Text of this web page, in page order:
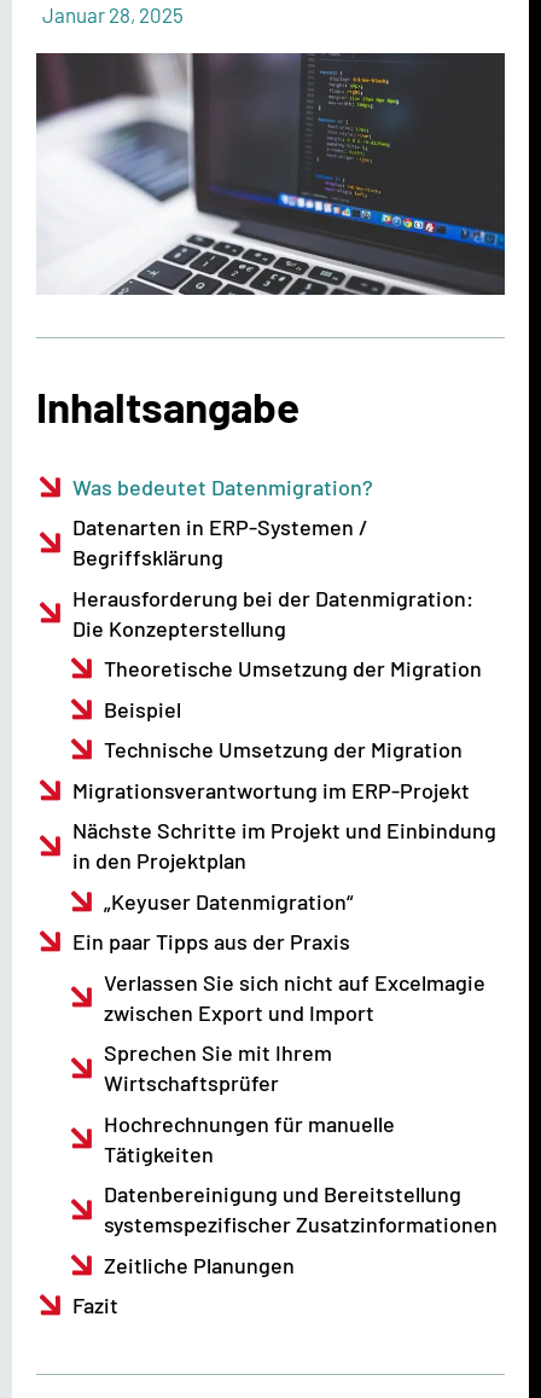
Januar 28, 2025
Inhaltsangabe
Was bedeutet Datenmigration?
Datenarten in ERP-Systemen /
Begriffsklärung
Herausforderung bei der Datenmigration:
Die Konzepterstellung
Theoretische Umsetzung der Migration
Beispiel
Technische Umsetzung der Migration
Migrationsverantwortung im ERP-Projekt
Nächste Schritte im Projekt und Einbindung
in den Projektplan
„Keyuser Datenmigration“
Ein paar Tipps aus der Praxis
Verlassen Sie sich nicht auf Excelmagie
zwischen Export und Import
Sprechen Sie mit Ihrem
Wirtschaftsprüfer
Hochrechnungen für manuelle
Tätigkeiten
Datenbereinigung und Bereitstellung
systemspezifischer Zusatzinformationen
Zeitliche Planungen
Fazit